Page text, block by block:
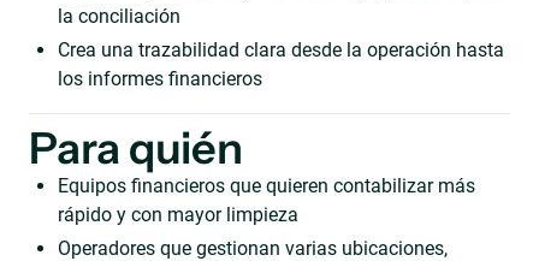
la conciliación
Crea una trazabilidad clara desde la operación hasta
los informes financieros
Para quién
Equipos financieros que quieren contabilizar más
rápido y con mayor limpieza
Operadores que gestionan varias ubicaciones,